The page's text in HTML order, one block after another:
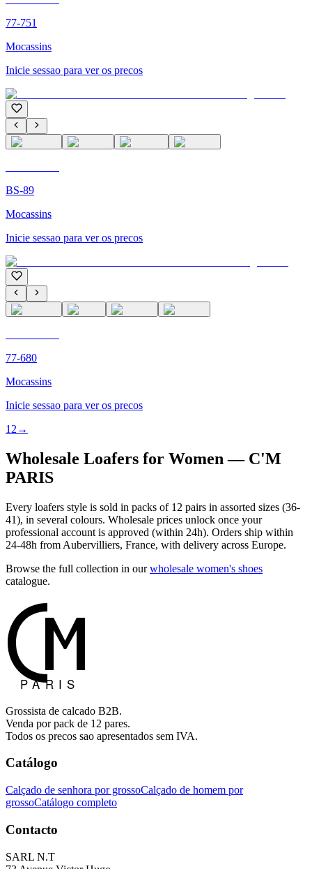
77-751
Mocassins
Inicie sessao para ver os precos
BS-89
Mocassins
Inicie sessao para ver os precos
77-680
Mocassins
Inicie sessao para ver os precos
1 2 →
Wholesale Loafers for Women — C'M
PARIS
Every loafers style is sold in packs of 12 pairs in assorted sizes (36-
41), in several colours. Wholesale prices unlock once your
professional account is approved (within 24h). Orders ship within
24-48h from Aubervilliers, France, with delivery across Europe.
Browse the full collection in our wholesale women's shoes
catalogue.
Grossista de calcado B2B.
Venda por pack de 12 pares.
Todos os precos sao apresentados sem IVA.
Catálogo
Calçado de senhora por grossoCalçado de homem por
grossoCatálogo completo
Contacto
SARL N.T